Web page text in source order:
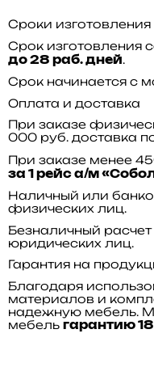
Сроки изготовления
Срок изготовления
до 28 раб. дней.
Срок начинается с
Оплата и доставка
При заказе
000 руб. доставка
При заказе менее
за 1 рейс а/м
Наличный или
физических лиц.
Безналичный
юридических лиц.
Гарантия на
Благодаря
материалов и
надежную мебель.
мебель гарантию